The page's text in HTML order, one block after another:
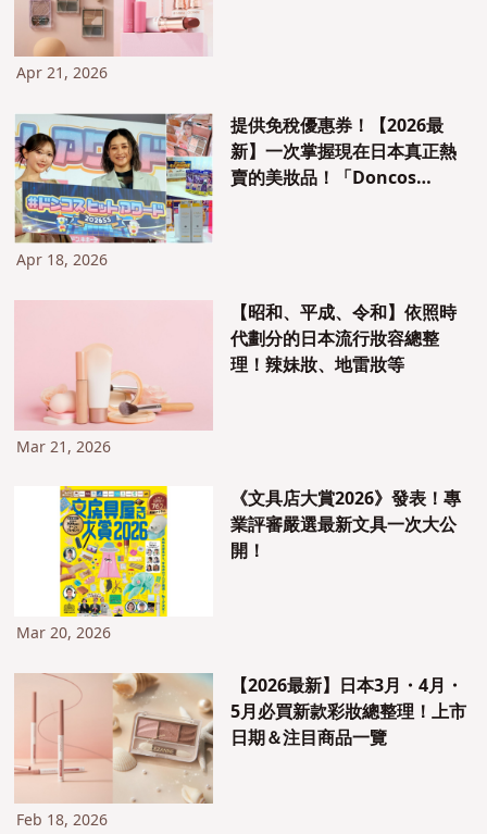
Apr 21, 2026
提供免稅優惠券！【2026最
新】一次掌握現在日本真正熱
賣的美妝品！「Doncos
Apr 18, 2026
【昭和、平成、令和】依照時
代劃分的日本流行妝容總整
理！辣妹妝、地雷妝等
Mar 21, 2026
《文具店大賞2026》發表！專
業評審嚴選最新文具一次大公
開！
Mar 20, 2026
【2026最新】日本3月・4月・
5月必買新款彩妝總整理！上市
日期＆注目商品一覽
Feb 18, 2026